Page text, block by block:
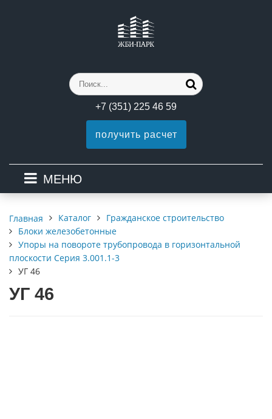
+7 (351) 225 46 59
получить расчет
МЕНЮ
Главная Каталог
Гражданское строительство
Блоки железобетонные
Упоры на повороте трубопровода в горизонтальной
плоскости Серия 3.001.1-3
УГ 46
УГ 46